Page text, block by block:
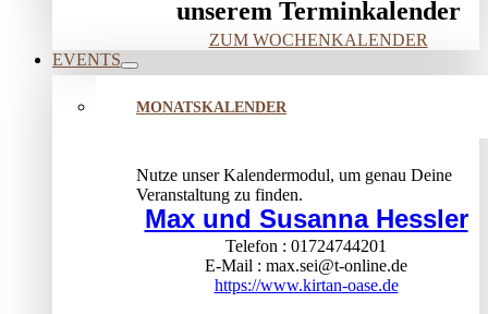
unserem Terminkalender
ZUM WOCHENKALENDER
EVENTS
MONATSKALENDER
Nutze unser Kalendermodul, um genau Deine
Veranstaltung zu finden.
Max und Susanna Hessler
Telefon
01724744201
E-Mail
max.sei@t-online.de
https://www.kirtan-oase.de